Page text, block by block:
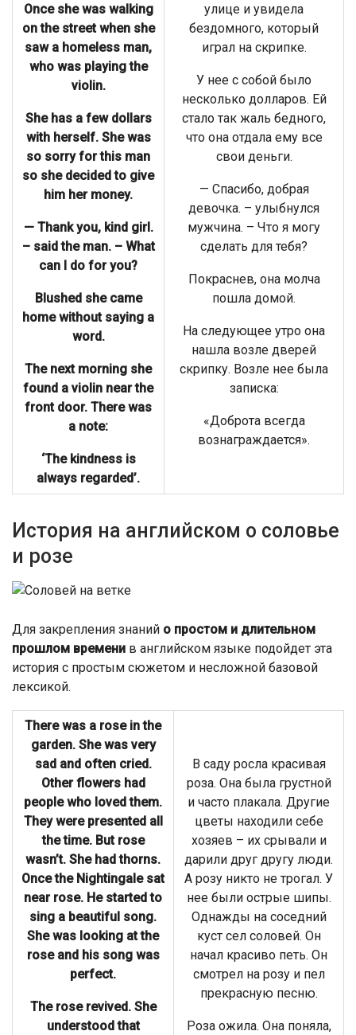
Once she was walking
on the street when she
saw a homeless man,
who was playing the
violin.
She has a few dollars
with herself. She was
so sorry for this man
so she decided to give
him her money.
— Thank you, kind girl.
– said the man. – What
can I do for you?
Blushed she came
home without saying a
word.
The next morning she
found a violin near the
front door. There was
a note:
‘The kindness is
always regarded’.
улице и увидела
бездомного, который
играл на скрипке.
У нее с собой было
несколько долларов. Ей
стало так жаль бедного,
что она отдала ему все
свои деньги.
— Спасибо, добрая
девочка. – улыбнулся
мужчина. – Что я могу
сделать для тебя?
Покраснев, она молча
пошла домой.
На следующее утро она
нашла возле дверей
скрипку. Возле нее была
записка:
«Доброта всегда
вознаграждается».
История на английском о соловье
и розе
Для закрепления знаний о простом и длительном
прошлом времени в английском языке подойдет эта
история с простым сюжетом и несложной базовой
лексикой.
There was a rose in the
garden. She was very
sad and often cried.
Other flowers had
people who loved them.
They were presented all
the time. But rose
wasn’t. She had thorns.
Once the Nightingale sat
near rose. He started to
sing a beautiful song.
She was looking at the
rose and his song was
perfect.
The rose revived. She
understood that
В саду росла красивая
роза. Она была грустной
и часто плакала. Другие
цветы находили себе
хозяев – их срывали и
дарили друг другу люди.
А розу никто не трогал. У
нее были острые шипы.
Однажды на соседний
куст сел соловей. Он
начал красиво петь. Он
смотрел на розу и пел
прекрасную песню.
Роза ожила. Она поняла,